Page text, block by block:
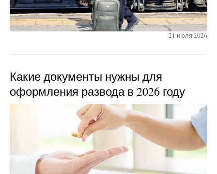
21 июля 2026
Какие документы нужны для
оформления развода в 2026 году